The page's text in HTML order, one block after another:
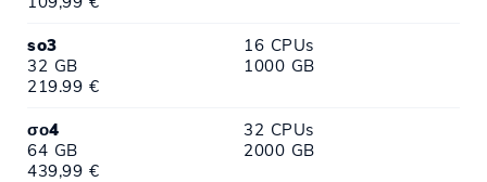
so3
16 CPUs
32 GB
1000 GB
219.99 €
σο4
32 CPUs
64 GB
2000 GB
439,99 €